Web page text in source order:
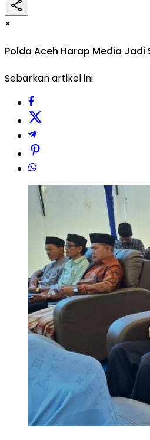
×
Polda Aceh Harap Media
Sebarkan artikel ini